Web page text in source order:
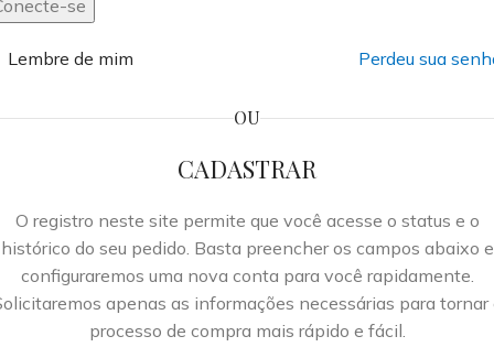
se
Perdeu sua
Lembre de mim
OU
CADASTRAR
O registro neste site permite que você acesse o status e o
histórico do seu pedido. Basta preencher os campos abaixo e
configuraremos uma nova conta para você rapidamente.
apenas as informações necessárias para tornar
processo de compra mais rápido e fácil.